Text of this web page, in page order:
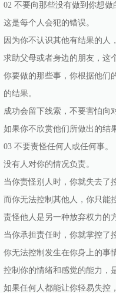
02 不要向那些没有做到你想做
这是每个人会犯的错误。
因为你不认识其他有结果的人
求助父母或者身边的朋友，这
你要做的那些事，你根据他们
的结果。
成功会留下线索，不要害怕向
如果你不欣赏他们所做出的结
03 不要责怪任何人或任何事。
没有人对你的情况负责。
当你责怪别人时，你就失去了
而你无法控制其他人，你只能
责怪他人是另一种放弃权力的
当你承担责任时，你就掌控了
你无法控制发生在你身上的事
控制你的情绪和感觉的能力，
如果任何人都能让你轻易失控